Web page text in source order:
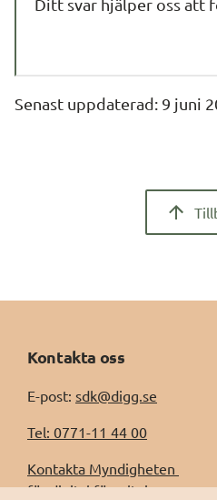
Senast uppdaterad: 9 juni
Kontakta oss
E-post: sdk@digg.se
Tel: 0771-11 44 00
Kontakta Myndigheten
för digital förvaltning,